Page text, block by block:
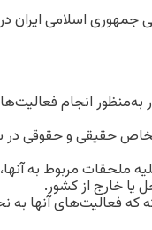
کشتیرانی جمهوری اسلامی
به‌منظور انجام
حقیقی و حقوقی در
ملحقات مربوط به
خارج از کشور.
که فعالیت‌های آنها